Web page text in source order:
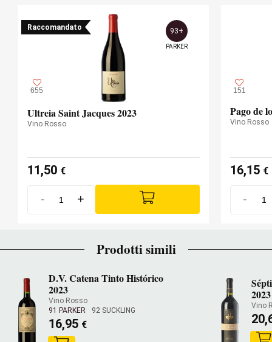
Raccomandato
655
93+
PARKER
Ultreia Saint Jacques 2023
Vino Rosso
11,50 €
- +
151
Pago de
Vino Rosso
16,15 €
-
Prodotti simili
D.V. Catena Tinto Histórico
2023
Vino Rosso
91 PARKER
92 SUCKLING
16,95 €
2023
Vino